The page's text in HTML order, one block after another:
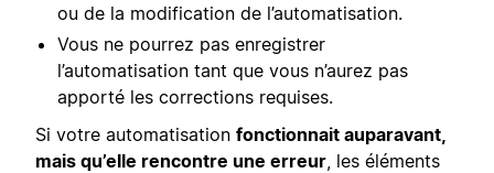
ou de la modification de l’automatisation.
Vous ne pourrez pas enregistrer
l’automatisation tant que vous n’aurez pas
apporté les corrections requises.
Si votre automatisation fonctionnait auparavant,
mais qu’elle rencontre une erreur, les éléments